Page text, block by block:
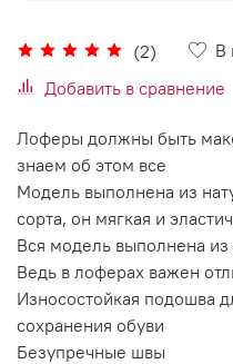
(2)
В
Добавить в сравнение
Лоферы должны быть
знаем об этом все
Модель выполнена из
сорта, он мягкая и
Вся модель выполнена из
Ведь в лоферах важен
Износостойкая подошва
сохранения обуви
Безупречные швы